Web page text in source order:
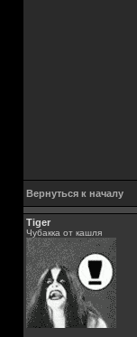
Вернуться к началу
Tiger
Чубакка от кашля